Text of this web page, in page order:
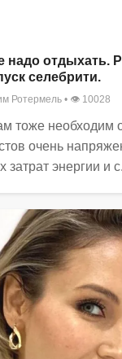
надо отдыхать.
селебрити.
Ротермель • 👁 10028
тоже необходим
очень
затрат энергии и